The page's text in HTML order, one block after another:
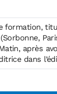
formation,
après
dans